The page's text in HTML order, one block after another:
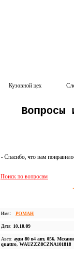
Кузовной цех
Вопросы
- Спасибо, что вам
Поиск по вопросам
Имя: РОМАН
Дата: 10.10.09
Авто: ауди 80 в4 авт, 056,
quattro, WAUZZZ8CZNA101818